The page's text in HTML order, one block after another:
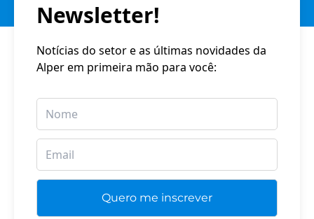
Newsletter!
Notícias do setor e as últimas novidades da
Alper em primeira mão para você: